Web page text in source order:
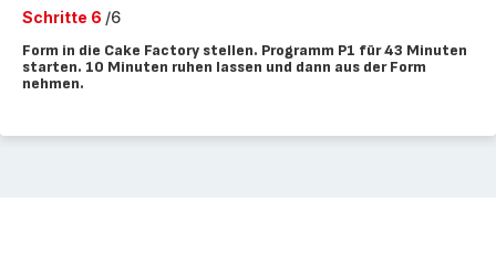
Schritte 6 /6
Form in die Cake Factory stellen. Programm P1 für 43 Minuten
starten. 10 Minuten ruhen lassen und dann aus der Form
nehmen.